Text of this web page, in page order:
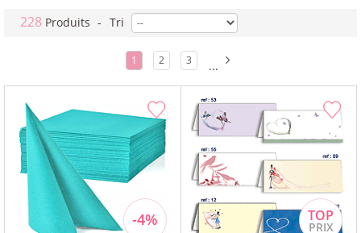
228 Produits - Tri
1 2 3 ...